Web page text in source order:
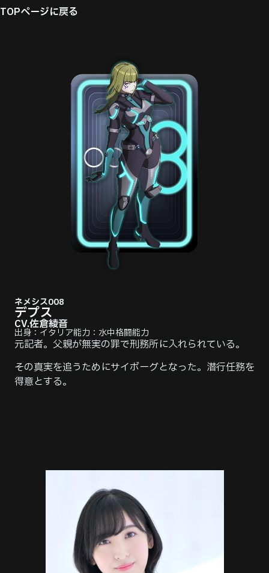
TOPページに戻る
ネメシス008
デプス
CV.佐倉綾音
出⾝：イタリア能⼒：水中格闘能力
元記者。父親が無実の罪で刑務所に入れられている。
その真実を追うためにサイボーグとなった。潜行任務を
得意とする。